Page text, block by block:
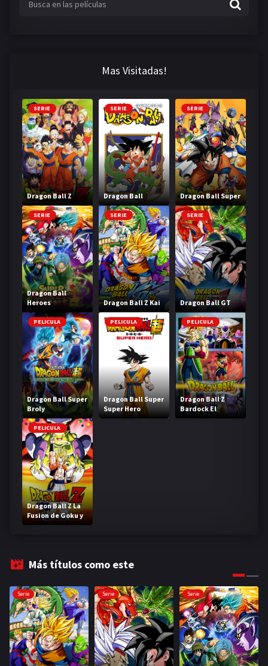
Mas Visitadas!
SERIE
Dragon Ball Z
SERIE
Dragon Ball
SERIE
Dragon Ball Super
SERIE
Dragon Ball
Heroes
SERIE
Dragon Ball Z Kai
SERIE
Dragon Ball GT
PELICULA
Dragon Ball Super
Broly
PELICULA
Dragon Ball Super
Super Hero
PELICULA
Dragon Ball Z
Bardock El
legendario Super
PELICULA
Dragon Ball Z La
Fusion de Goku y
Vegeta
Más títulos como este
Serie Serie Serie